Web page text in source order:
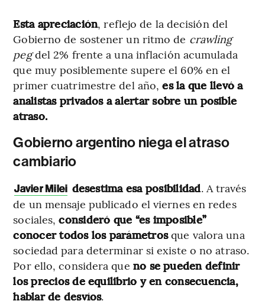
Esta apreciación, reflejo de la decisión del
Gobierno de sostener un ritmo de crawling
pegdel 2% frente a una inflación acumulada
que muy posiblemente supere el 60% en el
primer cuatrimestre del año, es la que llevó a
analistas privados a alertar sobre un posible
atraso.
Gobierno argentino niega el atraso
cambiario
Javier Milei desestima esa posibilidad. A través
de un mensaje publicado el viernes en redes
sociales,consideró que “es imposible”
conocer todos los parámetrosque valora una
sociedad para determinar si existe o no atraso.
Por ello, considera que no se pueden definir
los precios de equilibrio y en consecuencia,
hablar de desvíos.